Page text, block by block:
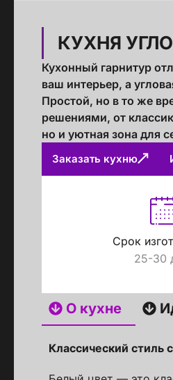
КУХНЯ
Кухонный гарнитур
ваш интерьер, а
Простой, но в то же
решениями, от
но и уютная зона для
Заказать кухню
Срок
25-30
О кухне
Классический стиль